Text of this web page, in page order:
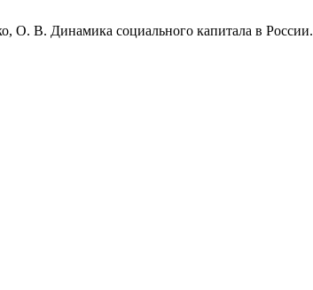
О. В. Динамика социального капитала в России.